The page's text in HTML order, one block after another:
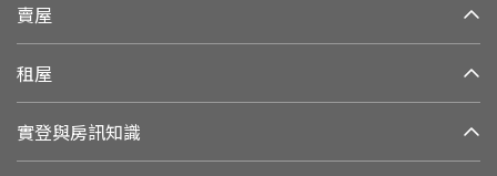
賣屋
租屋
實登與房訊知識